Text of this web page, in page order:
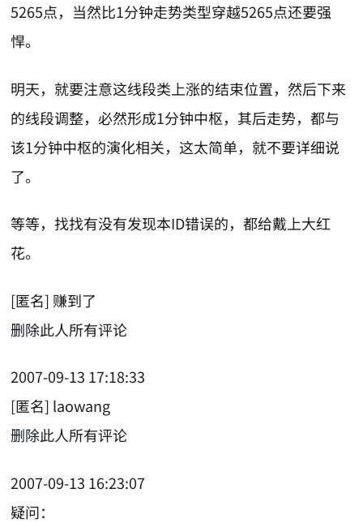
5265点，当然比1分钟走势类型穿越5265点还要强
悍。
明天，就要注意这线段类上涨的结束位置，然后下来
的线段调整，必然形成1分钟中枢，其后走势，都与
该1分钟中枢的演化相关，这太简单，就不要详细说
了。
等等，找找有没有发现本ID错误的，都给戴上大红
花。
[匿名] 赚到了
删除此人所有评论
2007-09-13 17:18:33
[匿名] laowang
删除此人所有评论
2007-09-13 16:23:07
疑问：